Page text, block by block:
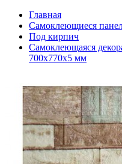
Главная
Самоклеющиеся
Под кирпич
Самоклеющаяся
700x770x5 мм